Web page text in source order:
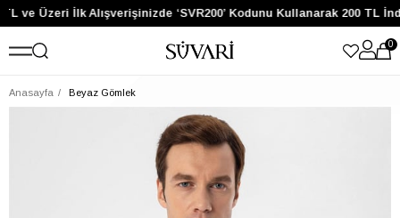
ve Üzeri İlk Alışverişinizde ‘SVR200’ Kodunu Kullanarak 200 TL
0
Anasayfa Beyaz Gömlek